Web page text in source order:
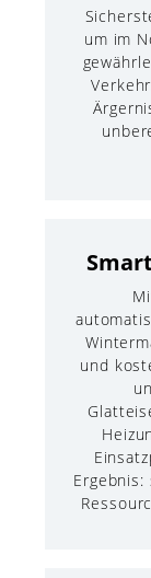
um im
und